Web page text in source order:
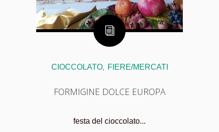
CIOCCOLATO, FIERE/MERCATI
FORMIGINE DOLCE EUROPA
festa del cioccolato...